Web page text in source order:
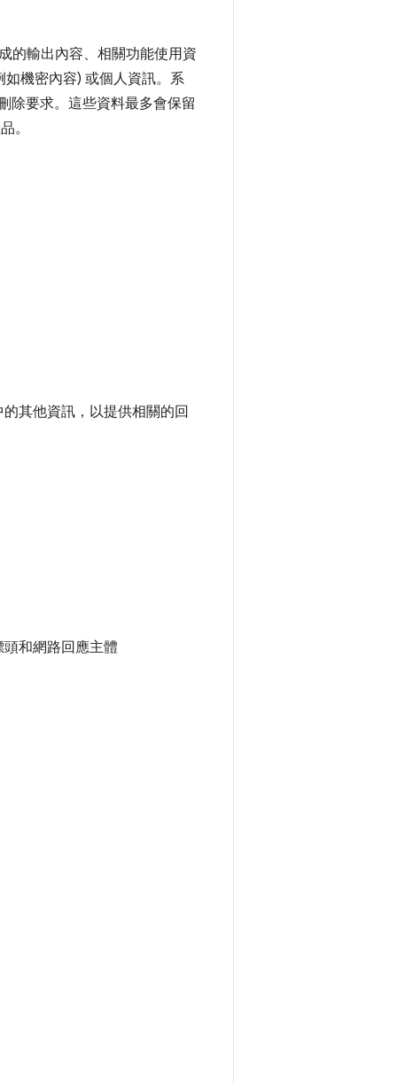
的輸出內容、相關功能使用資
機密內容) 或個人資訊。系
除要求。這些資料最多會保留
。
其他資訊，以提供相關的回
和網路回應主體